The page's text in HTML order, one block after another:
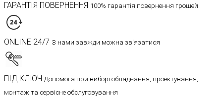
ГАРАНТІЯ ПОВЕРНЕННЯ 100% гарантія повернення грошей
ONLINE 24/7 З нами завжди можна зв'язатися
ПІД КЛЮЧ Допомога при виборі обладнання, проектування,
монтаж та сервісне обслуговування